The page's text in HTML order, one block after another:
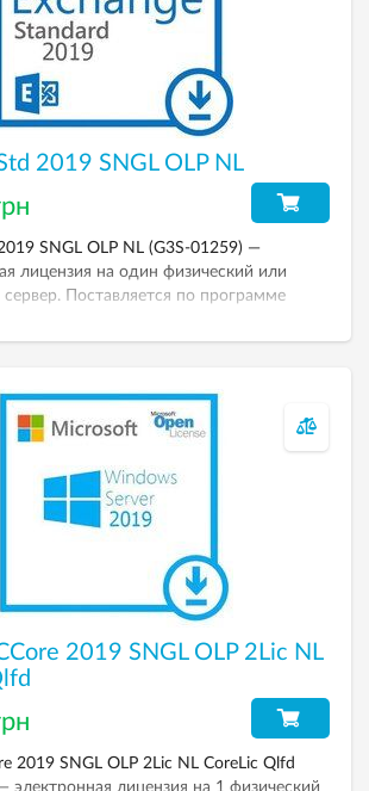
2019 SNGL OLP NL
SNGL OLP NL (G3S-01259) —
лицензия на один физический или
Поставляется по программе
2019 SNGL OLP 2Lic NL
2019 SNGL OLP 2Lic NL CoreLic Qlfd
электронная лицензия на 1 физический